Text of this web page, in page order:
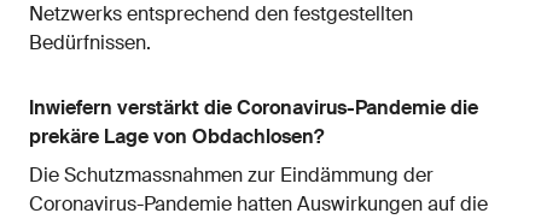
Netzwerks entsprechend den festgestellten
Bedürfnissen.
Inwiefern verstärkt die Coronavirus-Pandemie die
prekäre Lage von Obdachlosen?
Die Schutzmassnahmen zur Eindämmung der
Coronavirus-Pandemie hatten Auswirkungen auf die